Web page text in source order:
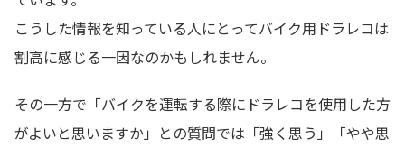
こうした情報を知っている人にとってバイク用ドラレコは
割高に感じる一因なのかもしれません。
その一方で「バイクを運転する際にドラレコを使用した方
がよいと思いますか」との質問では「強く思う」「やや思